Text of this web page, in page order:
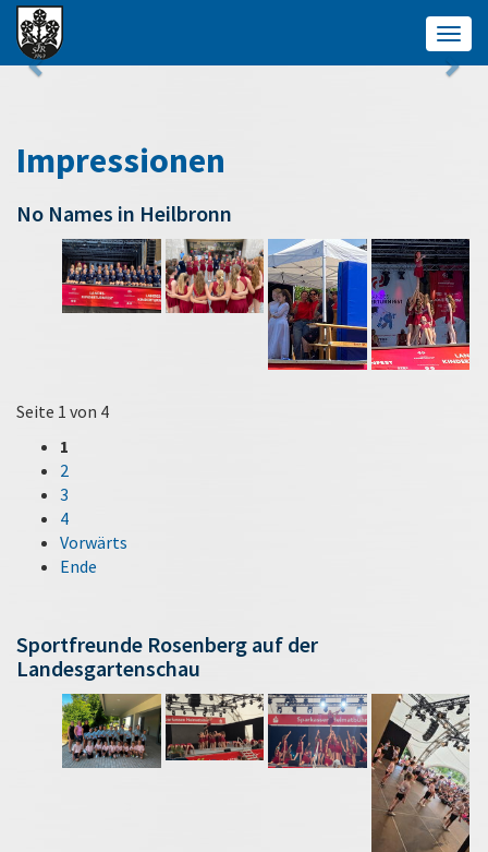
Impressionen
No Names in Heilbronn
Seite 1 von 4
1
2
3
4
Vorwärts
Ende
Sportfreunde Rosenberg auf der
Landesgartenschau